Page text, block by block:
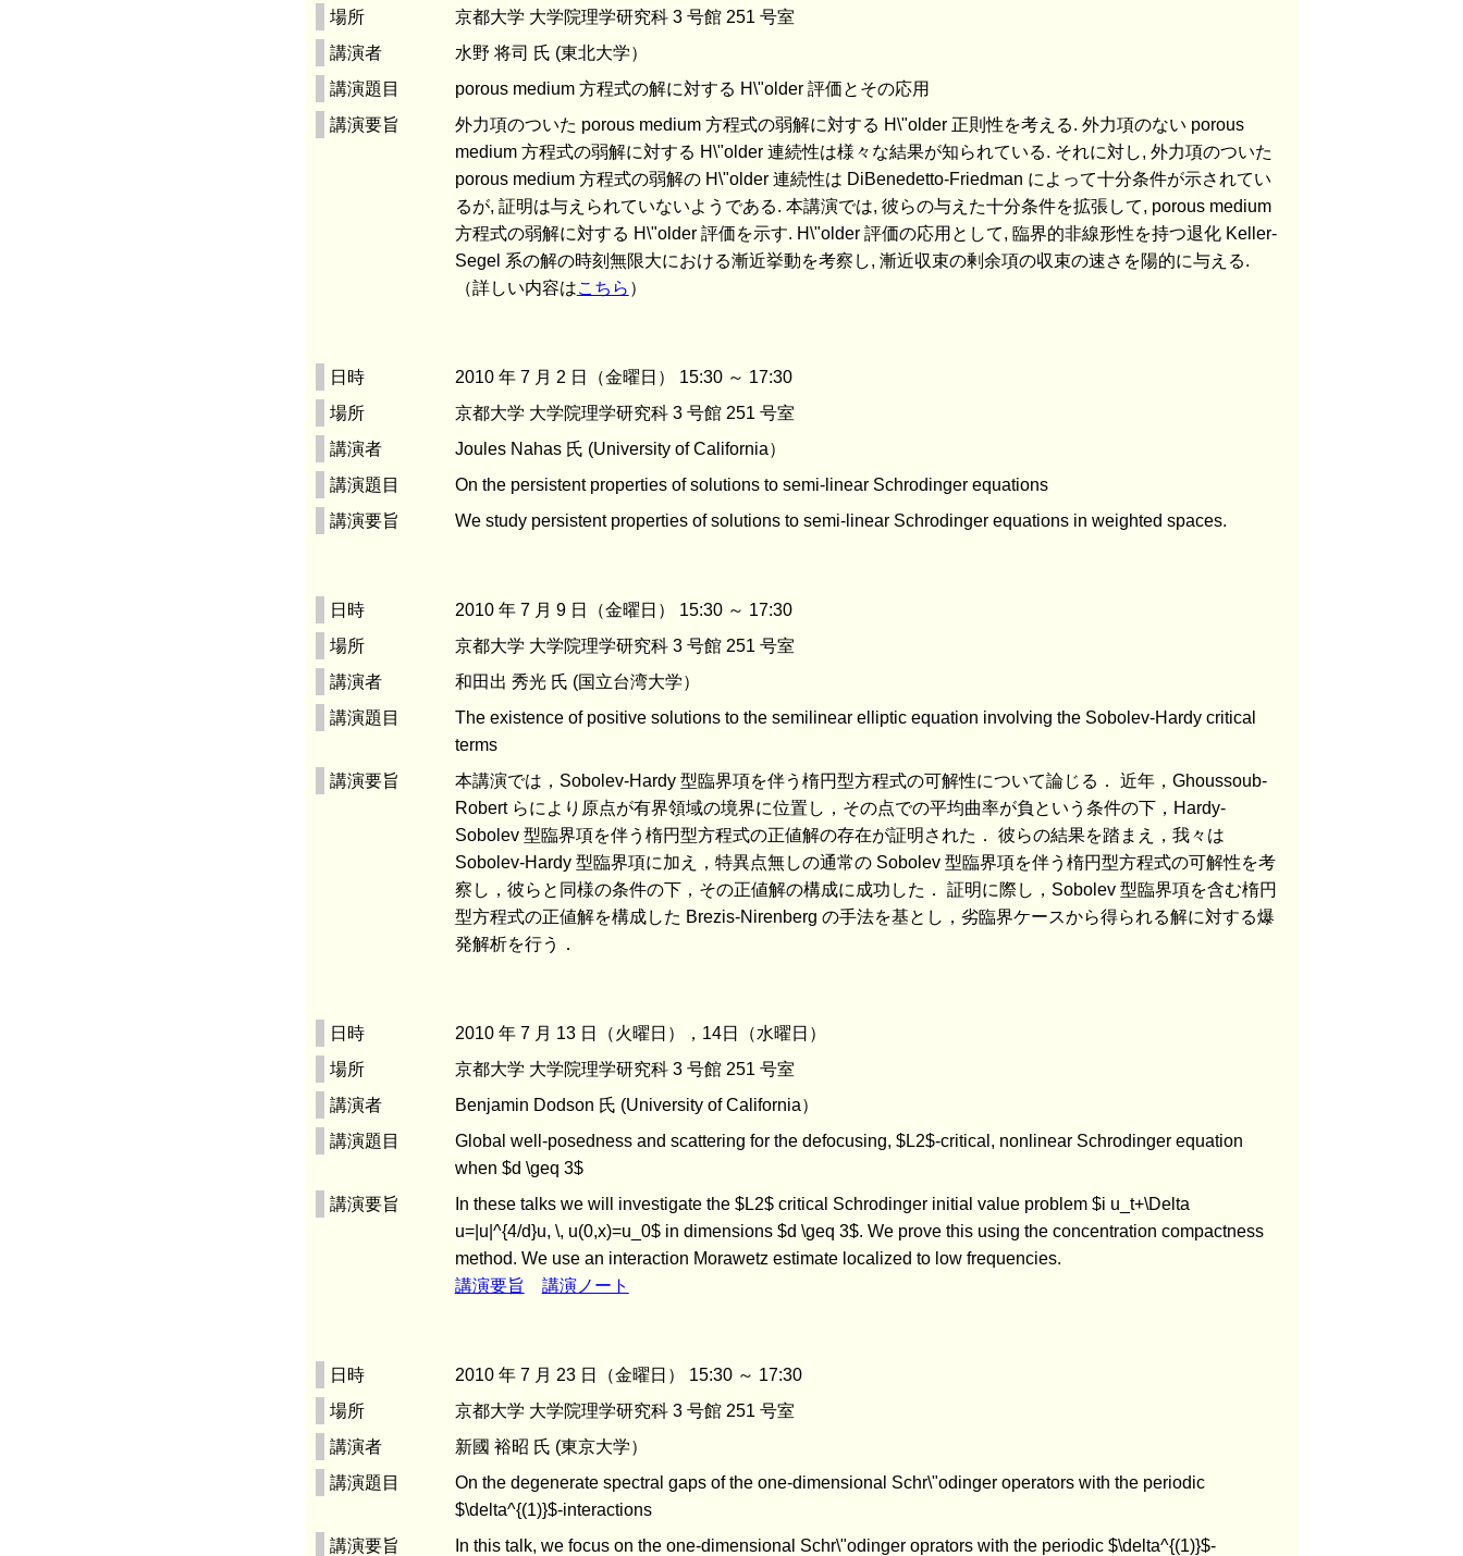
場所
京都大学 大学院理学研究科 3 号館 251 号室
講演者
水野 将司 氏 (東北大学）
講演題目
porous medium 方程式の解に対する H\"older 評価とその応用
講演要旨
外力項のついた porous medium 方程式の弱解に対する H\"older 正則性を考える. 外力項のない porous
medium 方程式の弱解に対する H\"older 連続性は様々な結果が知られている. それに対し, 外力項のついた
porous medium 方程式の弱解の H\"older 連続性は DiBenedetto-Friedman によって十分条件が示されてい
るが, 証明は与えられていないようである. 本講演では, 彼らの与えた十分条件を拡張して, porous medium
方程式の弱解に対する H\"older 評価を示す. H\"older 評価の応用として, 臨界的非線形性を持つ退化 Keller-
Segel 系の解の時刻無限大における漸近挙動を考察し, 漸近収束の剰余項の収束の速さを陽的に与える.
（詳しい内容はこちら ）
日時
2010 年 7 月 2 日（金曜日） 15:30 ～ 17:30
場所
京都大学 大学院理学研究科 3 号館 251 号室
講演者
Joules Nahas 氏 (University of California）
講演題目
On the persistent properties of solutions to semi-linear Schrodinger equations
講演要旨
We study persistent properties of solutions to semi-linear Schrodinger equations in weighted spaces.
日時
2010 年 7 月 9 日（金曜日） 15:30 ～ 17:30
場所
京都大学 大学院理学研究科 3 号館 251 号室
講演者
和田出 秀光 氏 (国立台湾大学）
講演題目
The existence of positive solutions to the semilinear elliptic equation involving the Sobolev-Hardy critical
terms
講演要旨
本講演では，Sobolev-Hardy 型臨界項を伴う楕円型方程式の可解性について論じる． 近年，Ghoussoub-
Robert らにより原点が有界領域の境界に位置し，その点での平均曲率が負という条件の下，Hardy-
Sobolev 型臨界項を伴う楕円型方程式の正値解の存在が証明された． 彼らの結果を踏まえ，我々は
Sobolev-Hardy 型臨界項に加え，特異点無しの通常の Sobolev 型臨界項を伴う楕円型方程式の可解性を考
察し，彼らと同様の条件の下，その正値解の構成に成功した． 証明に際し，Sobolev 型臨界項を含む楕円
型方程式の正値解を構成した Brezis-Nirenberg の手法を基とし，劣臨界ケースから得られる解に対する爆
発解析を行う．
日時
2010 年 7 月 13 日（火曜日），14日（水曜日）
場所
京都大学 大学院理学研究科 3 号館 251 号室
講演者
Benjamin Dodson 氏 (University of California）
講演題目
Global well-posedness and scattering for the defocusing, $L2$-critical, nonlinear Schrodinger equation
when $d \geq 3$
講演要旨
In these talks we will investigate the $L2$ critical Schrodinger initial value problem $i u_t+\Delta
u=|u|^{4/d}u, \, u(0,x)=u_0$ in dimensions $d \geq 3$. We prove this using the concentration compactness
method. We use an interaction Morawetz estimate localized to low frequencies.
講演要旨
講演ノート
日時
2010 年 7 月 23 日（金曜日） 15:30 ～ 17:30
場所
京都大学 大学院理学研究科 3 号館 251 号室
講演者
新國 裕昭 氏 (東京大学）
講演題目
On the degenerate spectral gaps of the one-dimensional Schr\"odinger operators with the periodic
$\delta^{(1)}$-interactions
講演要旨
In this talk, we focus on the one-dimensional Schr\"odinger oprators with the periodic $\delta^{(1)}$-